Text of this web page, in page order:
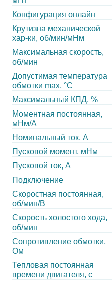
Конфигурация онлайн
Крутизна механической
хар-ки, об/мин/мНм
Максимальная скорость,
об/мин
Допустимая температура
обмотки max, °С
Максимальный КПД, %
Моментная постоянная,
мНм/А
Номинальный ток, А
Пусковой момент, мНм
Пусковой ток, А
Подключение
Скоростная постоянная,
об/мин/В
Скорость холостого хода,
об/мин
Сопротивление обмотки,
Ом
Тепловая постоянная
времени двигателя, с